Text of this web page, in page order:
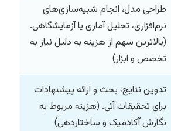
طراحی مدل، انجام شبیه‌سازی‌های
نرم‌افزاری، تحلیل آماری یا آزمایشگاهی.
(بالاترین سهم از هزینه به دلیل نیاز به
تخصص و ابزار)
تدوین نتایج، بحث و ارائه پیشنهادات
برای تحقیقات آتی. (هزینه مربوط به
نگارش آکادمیک و ساختاردهی)